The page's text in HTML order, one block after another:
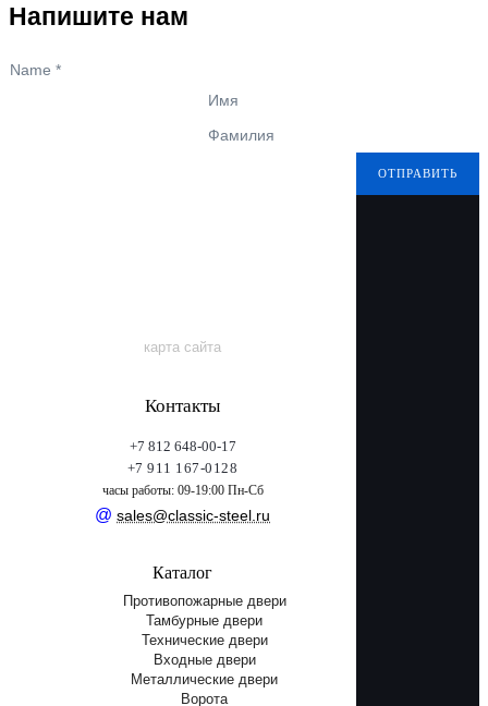
Напишите нам
Name *
Имя
Фамилия
ОТПРАВИТЬ
карта сайта
Контакты
+7 812 648-00-17
+7 911 167-0128
часы работы: 09-19:00 Пн-Сб
@ sales@classic-steel.ru
Каталог
Противопожарные двери
Тамбурные двери
Технические двери
Входные двери
Металлические двери
Ворота